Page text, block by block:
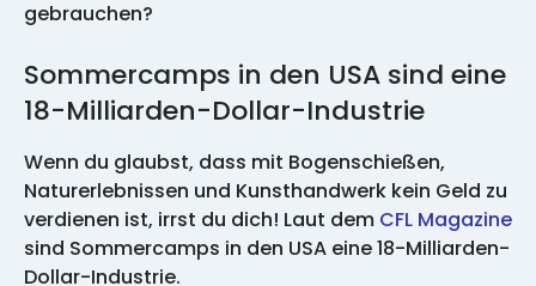
gebrauchen?
Sommercamps in den USA sind eine
18-Milliarden-Dollar-Industrie
Wenn du glaubst, dass mit Bogenschießen,
Naturerlebnissen und Kunsthandwerk kein Geld zu
verdienen ist, irrst du dich! Laut dem CFL Magazine
sind Sommercamps in den USA eine 18-Milliarden-
Dollar-Industrie.